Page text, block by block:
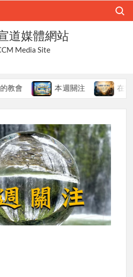
道媒體網站
Media Site
本週關注 在變局